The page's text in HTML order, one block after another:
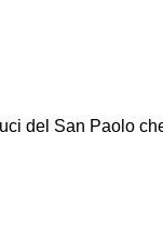
del San Paolo